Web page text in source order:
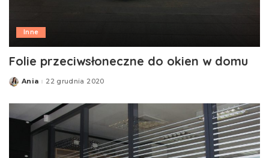
Inne
Folie przeciwsłoneczne do okien w domu
Posted
Ania 22 grudnia 2020